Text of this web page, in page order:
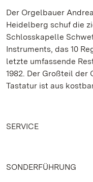
Der Orgelbauer
Heidelberg schuf die
Schlosskapelle
Instruments, das 10
letzte umfassende
1982. Der Großteil der
Tastatur ist aus
SERVICE
SONDERFÜHRUNG